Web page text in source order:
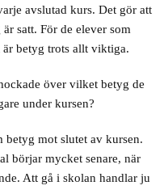
avslutad kurs. Det gör att
satt. För de elever som
betyg trots allt viktiga.
över vilket betyg de
under kursen?
betyg mot slutet av kursen.
börjar mycket senare, när
Att gå i skolan handlar ju